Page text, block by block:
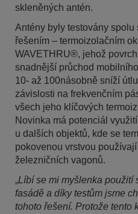
skleněných antén.
Antény byly testovány
řešením – termoizolačním
WAVETHRU®, jehož
snadnější průchod
10- až 100násobně sníží
závislosti na frekvenčním
všech jeho klíčových
Novinka má potenciál
u dalších objektů, kde se
pokovenou vrstvou
železničních vagonů.
„Líbí se mi myšlenka použití
fasádě a díky testům jsme
tohoto řešení. Protože tento